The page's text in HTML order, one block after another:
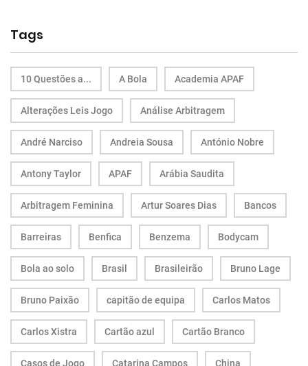
Tags
10 Questões a... A Bola Academia APAF
Alterações Leis Jogo Análise Arbitragem
André Narciso Andreia Sousa António Nobre
Antony Taylor APAF Arábia Saudita
Arbitragem Feminina Artur Soares Dias Bancos
Barreiras Benfica Benzema Bodycam
Bola ao solo Brasil Brasileirão Bruno Lage
Bruno Paixão capitão de equipa Carlos Matos
Carlos Xistra Cartão azul Cartão Branco
Casos de Jogo Catarina Campos China